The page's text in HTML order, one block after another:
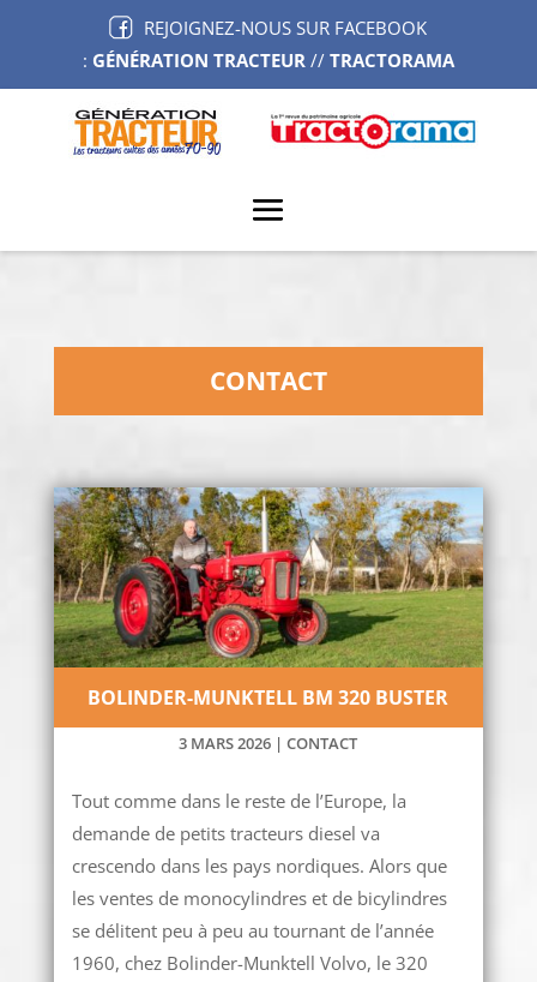
REJOIGNEZ-NOUS SUR FACEBOOK
: GÉNÉRATION TRACTEUR// TRACTORAMA
CONTACT
BOLINDER-MUNKTELL BM 320 BUSTER
3 MARS 2026 |CONTACT
Tout comme dans le reste de l’Europe, la
demande de petits tracteurs diesel va
crescendo dans les pays nordiques. Alors que
les ventes de monocylindres et de bicylindres
se délitent peu à peu au tournant de l’année
1960, chez Bolinder-Munktell Volvo, le 320